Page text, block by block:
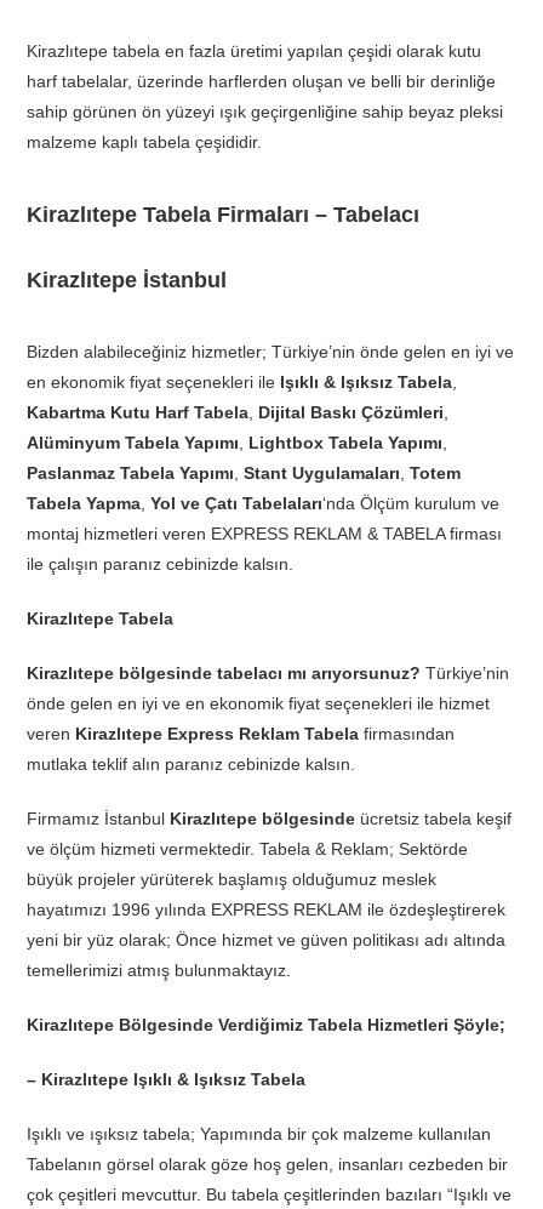
Kirazlıtepe tabela en fazla üretimi yapılan çeşidi olarak kutu
harf tabelalar, üzerinde harflerden oluşan ve belli bir derinliğe
sahip görünen ön yüzeyi ışık geçirgenliğine sahip beyaz pleksi
malzeme kaplı tabela çeşididir.
Kirazlıtepe Tabela Firmaları – Tabelacı
Kirazlıtepe İstanbul
Bizden alabileceğiniz hizmetler; Türkiye’nin önde gelen en iyi ve
en ekonomik fiyat seçenekleri ile Işıklı & Işıksız Tabela
Kabartma Kutu Harf Tabela Dijital Baskı Çözümleri
Alüminyum Tabela Yapımı
Lightbox Tabela Yapımı
Paslanmaz Tabela Yapımı ,Stant Uygulamaları ,Totem
Tabela Yapma ,Yol ve Çatı Tabelaları‘nda Ölçüm kurulum ve
montaj hizmetleri veren EXPRESS REKLAM & TABELA firması
ile çalışın paranız cebinizde kalsın.
Kirazlıtepe Tabela
Kirazlıtepe bölgesinde tabelacı mı arıyorsunuz? Türkiye’nin
önde gelen en iyi ve en ekonomik fiyat seçenekleri ile hizmet
veren Kirazlıtepe Express Reklam Tabela firmasından
mutlaka teklif alın paranız cebinizde kalsın.
Firmamız İstanbul Kirazlıtepe bölgesinde ücretsiz tabela keşif
ve ölçüm hizmeti vermektedir. Tabela & Reklam; Sektörde
büyük projeler yürüterek başlamış olduğumuz meslek
hayatımızı 1996 yılında EXPRESS REKLAM ile özdeşleştirerek
yeni bir yüz olarak; Önce hizmet ve güven politikası adı altında
temellerimizi atmış bulunmaktayız.
Kirazlıtepe Bölgesinde Verdiğimiz Tabela Hizmetleri Şöyle;
– Kirazlıtepe Işıklı & Işıksız Tabela
Işıklı ve ışıksız tabela; Yapımında bir çok malzeme kullanılan
Tabelanın görsel olarak göze hoş gelen, insanları cezbeden bir
çok çeşitleri mevcuttur. Bu tabela çeşitlerinden bazıları “Işıklı ve